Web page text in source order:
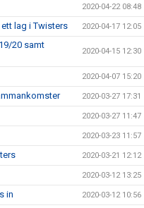
2020-04-22 08:48
lag i Twisters 2020-04-17 12:05
20 samt
2020-04-15 12:30
2020-04-07 15:20
2020-03-27 17:31
2020-03-27 11:47
2020-03-23 11:57
2020-03-21 12:12
2020-03-12 13:25
in 2020-03-12 10:56